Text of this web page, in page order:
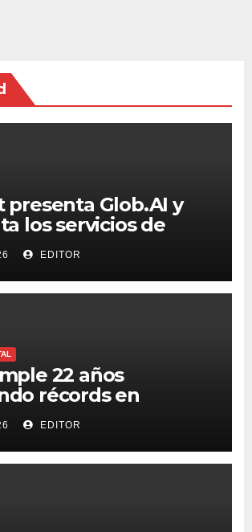
presenta Glob.AI y
los servicios de
para la era de la IA
EDITOR
22 años
récords en
y adopción
EDITOR